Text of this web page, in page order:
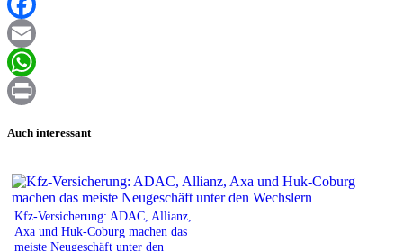
XING
Facebook
Email
WhatsApp
Auch interessant
Kfz-Versicherung: ADAC, Allianz,
Axa und Huk-Coburg machen das
meiste Neugeschäft unter den